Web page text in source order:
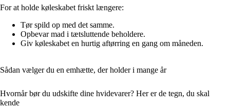
For at holde køleskabet friskt længere:
Tør spild op med det samme.
Opbevar mad i tætsluttende beholdere.
Giv køleskabet en hurtig aftørring en gang om måneden.
Sådan vælger du en emhætte, der holder i mange år
Hvornår bør du udskifte dine hvidevarer? Her er de tegn, du skal
kende